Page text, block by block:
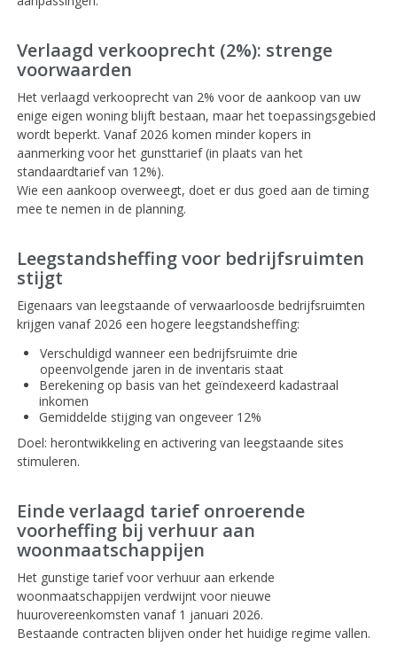
Verlaagd verkooprecht (2%): strenge
voorwaarden
Het verlaagd verkooprecht van 2% voor de aankoop van uw
enige eigen woning blijft bestaan, maar het toepassingsgebied
wordt beperkt. Vanaf 2026 komen minder kopers in
aanmerking voor het gunsttarief (in plaats van het
standaardtarief van 12%).
Wie een aankoop overweegt, doet er dus goed aan de timing
mee te nemen in de planning.
Leegstandsheffing voor bedrijfsruimten
stijgt
Eigenaars van leegstaande of verwaarloosde bedrijfsruimten
krijgen vanaf 2026 een hogere leegstandsheffing:
Verschuldigd wanneer een bedrijfsruimte drie
opeenvolgende jaren in de inventaris staat
Berekening op basis van het geïndexeerd kadastraal
inkomen
Gemiddelde stijging van ongeveer 12%
Doel: herontwikkeling en activering van leegstaande sites
stimuleren.
Einde verlaagd tarief onroerende
voorheffing bij verhuur aan
woonmaatschappijen
Het gunstige tarief voor verhuur aan erkende
woonmaatschappijen verdwijnt voor nieuwe
huurovereenkomsten vanaf 1 januari 2026.
Bestaande contracten blijven onder het huidige regime vallen.